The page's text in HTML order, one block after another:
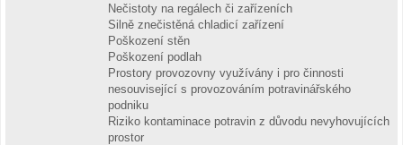
Nečistoty na regálech či zařízeních
Silně znečistěná chladicí zařízení
Poškození stěn
Poškození podlah
Prostory provozovny využívány i pro činnosti
nesouvisející s provozováním potravinářského
podniku
Riziko kontaminace potravin z důvodu nevyhovujících
prostor